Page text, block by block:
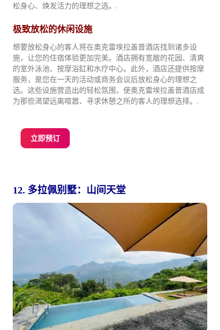
松身心、焕发活力的理想之选。.
极致放松的休闲设施
想要放松身心的客人将在奥克雷埃拉盖普酒店找到诸多设
施，让您的住宿体验更加完美。酒店拥有宽敞的花园、清爽
的室外泳池、按摩浴缸和水疗中心。此外，酒店还提供按摩
服务，是您在一天的活动或商务会议后放松身心的理想之
选。这些设施营造出的轻松氛围，使奥克雷埃拉盖普酒店成
为那些渴望远离喧嚣、寻求休憩之所的客人的理想选择。.
立即预订
12. 多拉佩别墅：山间天堂